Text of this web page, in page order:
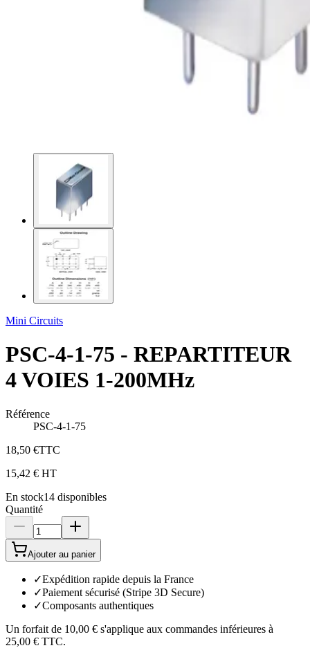
Mini Circuits
PSC-4-1-75 - REPARTITEUR
4 VOIES 1-200MHz
Référence
PSC-4-1-75
18,50 €TTC
15,42 € HT
En stock14 disponibles
Quantité
Ajouter au panier
✓Expédition rapide depuis la France
✓Paiement sécurisé (Stripe 3D Secure)
✓Composants authentiques
Un forfait de 10,00 € s'applique aux commandes inférieures à
25,00 € TTC.